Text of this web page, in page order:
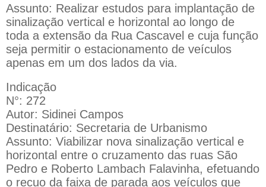
Assunto: Realizar estudos para implantação de
sinalização vertical e horizontal ao longo de
toda a extensão da Rua Cascavel e cuja função
seja permitir o estacionamento de veículos
apenas em um dos lados da via.
Indicação
N°: 272
Autor: Sidinei Campos
Destinatário: Secretaria de Urbanismo
Assunto: Viabilizar nova sinalização vertical e
horizontal entre o cruzamento das ruas São
Pedro e Roberto Lambach Falavinha, efetuando
o recuo da faixa de parada aos veículos que